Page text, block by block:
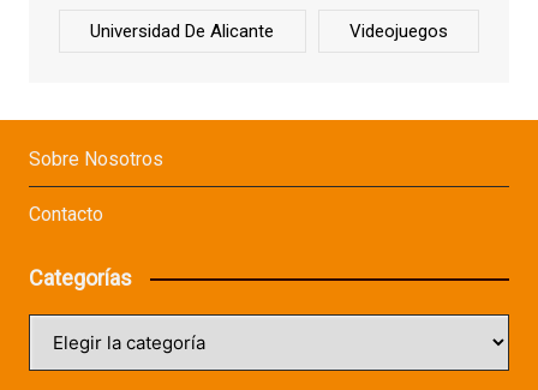
Universidad De Alicante Videojuegos
Sobre Nosotros
Contacto
Categorías